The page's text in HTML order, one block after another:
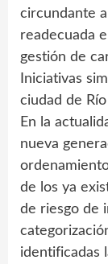
circundante
readecuada
gestión de
Iniciativas
ciudad de
En la
nueva
de los ya
de riesgo de
identificadas